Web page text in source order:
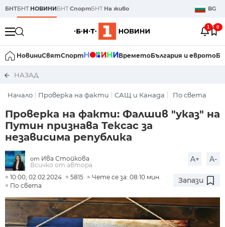
БНТБНТ НОВИНИБНТСпортБНТ На живо BG
1 0
НовиниСвятСпорт ВреметоБългария и еврото
НАЗАД
Начало Проверка на факти САЩ и Канада По света
Проверка на факти: Фалшив "указ" на
Путин признава Тексас за
независима република
от Ива Стойкова
Всичко от автора
A+ A-
10:00, 02.02.2024 5815
Чете се за: 08:10 мин.
По света
Запази